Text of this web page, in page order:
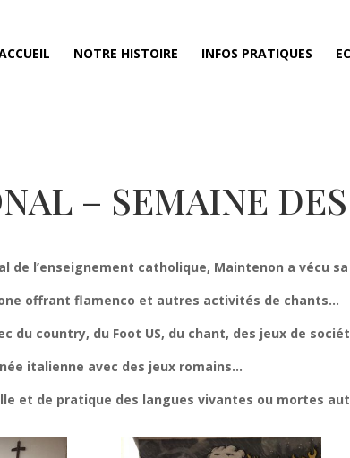
NOTRE HISTOIRE INFOS PRATIQUES
– SEMAINE
l’enseignement catholique, Maintenon a vécu
offrant flamenco et autres activités de chants…
du country, du Foot US, du chant, des jeux de
italienne avec des jeux romains…
et de pratique des langues vivantes ou mortes